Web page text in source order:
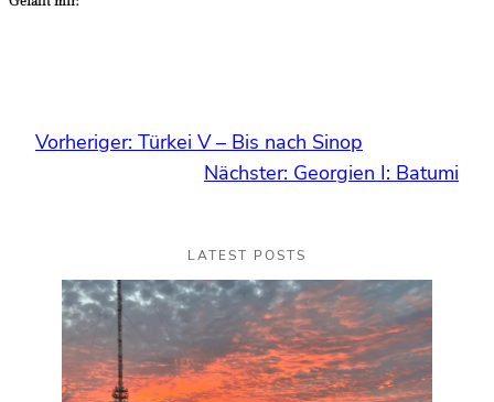
Vorheriger: Türkei V – Bis nach Sinop
Nächster: Georgien I: Batumi
LATEST POSTS